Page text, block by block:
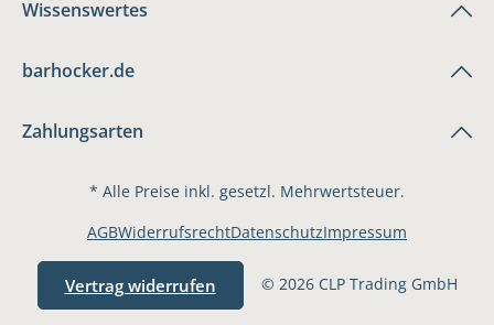
Wissenswertes
barhocker.de
Zahlungsarten
* Alle Preise inkl. gesetzl. Mehrwertsteuer.
Vertrag widerrufen © 2026 CLP Trading GmbH
AGBWiderrufsrechtDatenschutzImpressum